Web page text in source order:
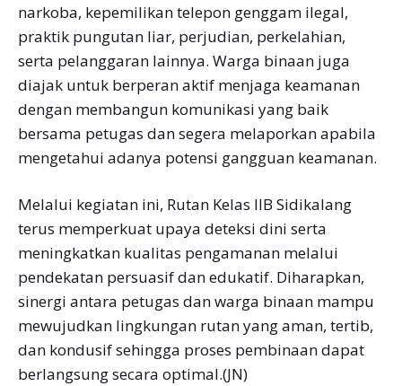
narkoba, kepemilikan telepon genggam ilegal,
praktik pungutan liar, perjudian, perkelahian,
serta pelanggaran lainnya. Warga binaan juga
diajak untuk berperan aktif menjaga keamanan
dengan membangun komunikasi yang baik
bersama petugas dan segera melaporkan apabila
mengetahui adanya potensi gangguan keamanan.
Melalui kegiatan ini, Rutan Kelas IIB Sidikalang
terus memperkuat upaya deteksi dini serta
meningkatkan kualitas pengamanan melalui
pendekatan persuasif dan edukatif. Diharapkan,
sinergi antara petugas dan warga binaan mampu
mewujudkan lingkungan rutan yang aman, tertib,
dan kondusif sehingga proses pembinaan dapat
berlangsung secara optimal.(JN)